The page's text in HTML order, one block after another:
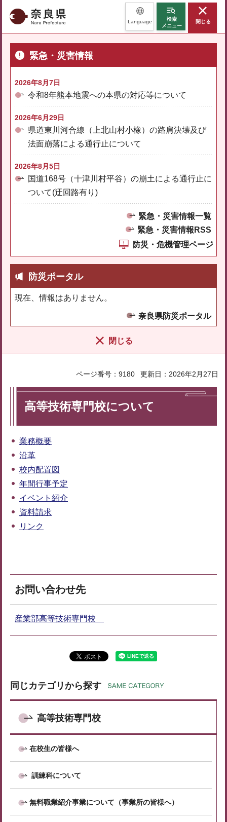
奈良県 Language
検索
メニュー
閉じる
緊急・災害情報
2026年8月7日
令和8年熊本地震への本県の対応等について
2026年6月29日
県道東川河合線（上北山村小橡）の路肩決壊及び
法面崩落による通行止について
2026年8月5日
国道168号（十津川村平谷）の崩土による通行止に
ついて(迂回路有り)
緊急・災害情報一覧
緊急・災害情報RSS
防災・危機管理ページ
防災ポータル
現在、情報はありません。
奈良県防災ポータル
閉じる
ページ番号：9180 更新日：2026年2月27日
高等技術専門校について
業務概要
沿革
校内配置図
年間行事予定
イベント紹介
資料請求
リンク
お問い合わせ先
産業部高等技術専門校
同じカテゴリから探す
高等技術専門校
在校生の皆様へ
訓練科について
無料職業紹介事業について（事業所の皆様へ）